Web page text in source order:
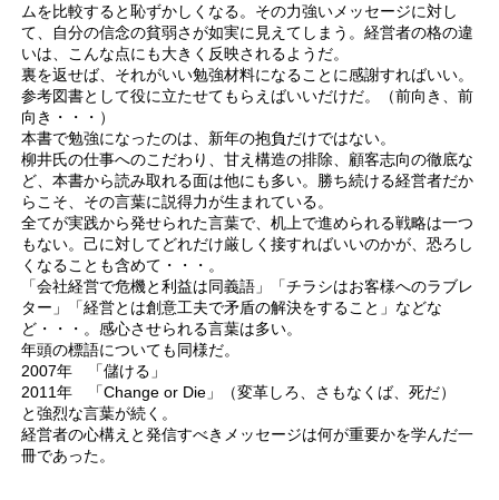
ムを比較すると恥ずかしくなる。その力強いメッセージに対し
て、自分の信念の貧弱さが如実に見えてしまう。経営者の格の違
いは、こんな点にも大きく反映されるようだ。
裏を返せば、それがいい勉強材料になることに感謝すればいい。
参考図書として役に立たせてもらえばいいだけだ。（前向き、前
向き・・・）
本書で勉強になったのは、新年の抱負だけではない。
柳井氏の仕事へのこだわり、甘え構造の排除、顧客志向の徹底な
ど、本書から読み取れる面は他にも多い。勝ち続ける経営者だか
らこそ、その言葉に説得力が生まれている。
全てが実践から発せられた言葉で、机上で進められる戦略は一つ
もない。己に対してどれだけ厳しく接すればいいのかが、恐ろし
くなることも含めて・・・。
「会社経営で危機と利益は同義語」「チラシはお客様へのラブレ
ター」「経営とは創意工夫で矛盾の解決をすること」などな
ど・・・。感心させられる言葉は多い。
年頭の標語についても同様だ。
2007年 「儲ける」
2011年 「Change or Die」（変革しろ、さもなくば、死だ）
と強烈な言葉が続く。
経営者の心構えと発信すべきメッセージは何が重要かを学んだ一
冊であった。